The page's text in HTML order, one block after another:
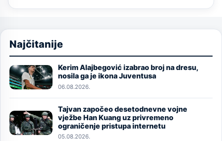
Najčitanije
Image
Kerim Alajbegović izabrao broj na dresu,
nosila ga je ikona Juventusa
06.08.2026.
Image
Tajvan započeo desetodnevne vojne
vježbe Han Kuang uz privremeno
ograničenje pristupa internetu
05.08.2026.